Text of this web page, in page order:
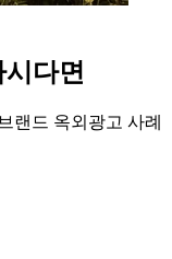
다면
랜드 옥외광고 사례